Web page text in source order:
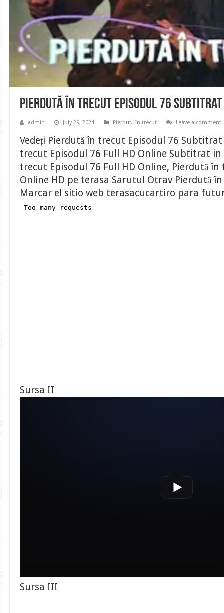
Pierdută în trecut Episodul 76
admin July 29, 2024 Pierdută în trecut Leave a comment
Vedeți Pierdută în trecut Episodul 76
trecut Episodul 76 Full HD Online Subtitrat
trecut Episodul 76 Full HD Online, Pierdută
Online HD pe terasa Sarutul Otrav Pierdută
Marcar el sitio web terasacucartiro para
Sursa II
Sursa III